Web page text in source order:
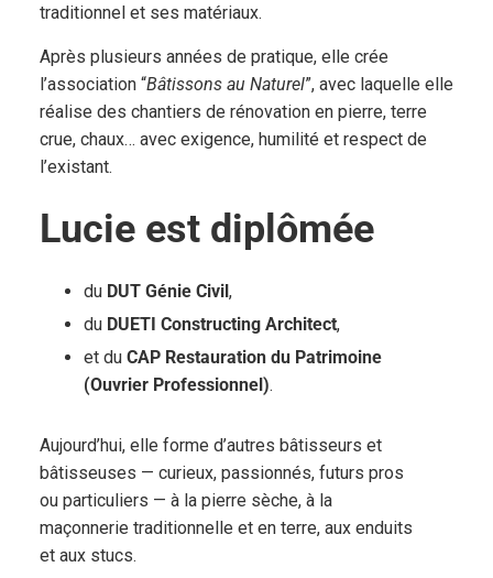
traditionnel et ses matériaux.
Après plusieurs années de pratique, elle crée
l’association “Bâtissons au Naturel”, avec laquelle elle
réalise des chantiers de rénovation en pierre, terre
crue, chaux… avec exigence, humilité et respect de
l’existant.
Lucie est diplômée
du DUT Génie Civil,
du DUETI Constructing Architect,
et du CAP Restauration du Patrimoine
(Ouvrier Professionnel).
Aujourd’hui, elle forme d’autres bâtisseurs et
bâtisseuses — curieux, passionnés, futurs pros
ou particuliers — à la pierre sèche, à la
maçonnerie traditionnelle et en terre, aux enduits
et aux stucs.